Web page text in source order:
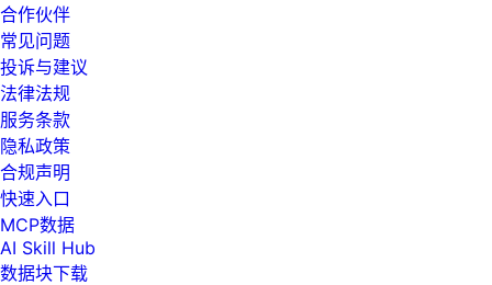
合作伙伴
常见问题
投诉与建议
法律法规
服务条款
隐私政策
合规声明
快速入口
MCP数据
AI Skill Hub
数据块下载